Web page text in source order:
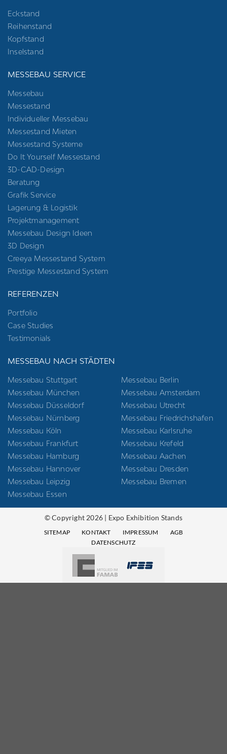
Eckstand
Reihenstand
Kopfstand
Inselstand
MESSEBAU SERVICE
Messebau
Messestand
Individueller Messebau
Messestand Mieten
Messestand Systeme
Do It Yourself Messestand
3D-CAD-Design
Beratung
Grafik Service
Lagerung & Logistik
Projektmanagement
Messebau Design Ideen
3D Design
Creeya Messestand System
Prestige Messestand System
REFERENZEN
Portfolio
Case Studies
Testimonials
MESSEBAU NACH STÄDTEN
Messebau Stuttgart
Messebau München
Messebau Düsseldorf
Messebau Nürnberg
Messebau Köln
Messebau Frankfurt
Messebau Hamburg
Messebau Hannover
Messebau Leipzig
Messebau Essen
Messebau Berlin
Messebau Amsterdam
Messebau Utrecht
Messebau Friedrichshafen
Messebau Karlsruhe
Messebau Krefeld
Messebau Aachen
Messebau Dresden
Messebau Bremen
© Copyright 2026 | Expo Exhibition Stands
SITEMAP KONTAKT IMPRESSUM
AGB
DATENSCHUTZ